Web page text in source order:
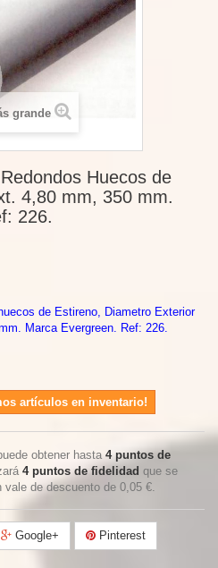
grande
Huecos de
4,80 mm, 350 mm.
226.
de Estireno, Diametro Exterior
Marca Evergreen. Ref: 226.
artículos en inventario!
obtener hasta 4puntos de
4puntos de fidelidad que se
vale de descuento de 0,05 €.
Google+ Pinterest